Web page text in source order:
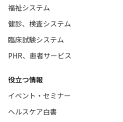
福祉システム
健診、検査システム
臨床試験システム
PHR、患者サービス
役立つ情報
イベント・セミナー
ヘルスケア白書